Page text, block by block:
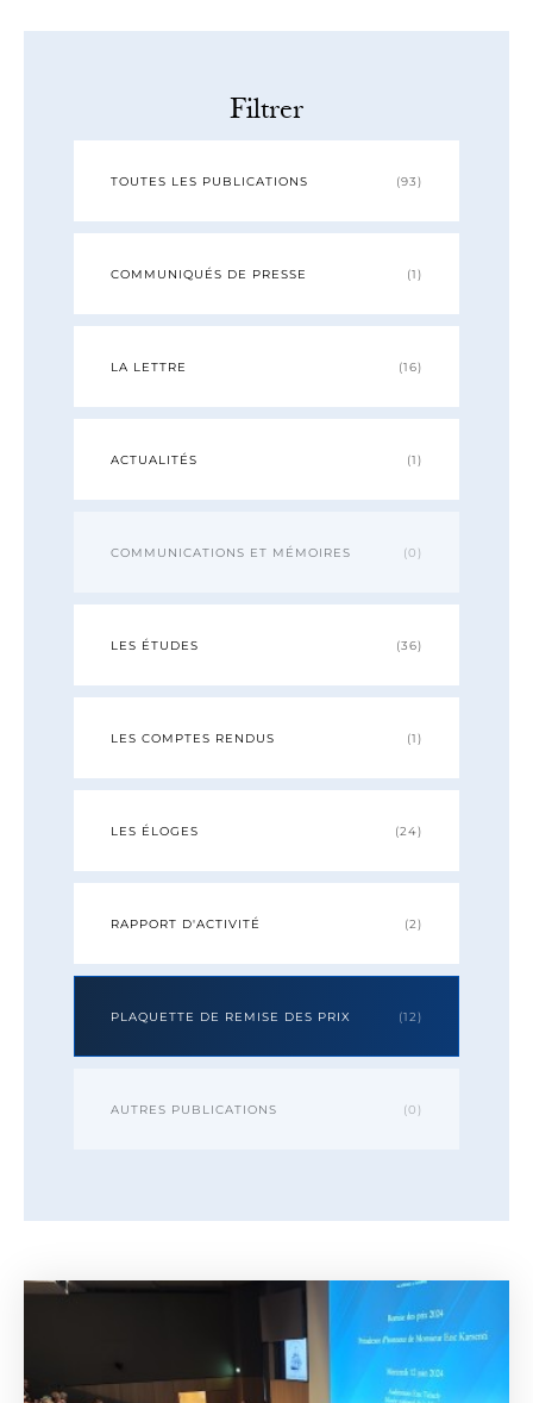
Filtrer
TOUTES LES PUBLICATIONS (93)
COMMUNIQUÉS DE PRESSE (1)
LA LETTRE (16)
ACTUALITÉS (1)
COMMUNICATIONS ET MÉMOIRES (0)
LES ÉTUDES (36)
LES COMPTES RENDUS (1)
LES ÉLOGES (24)
RAPPORT D'ACTIVITÉ (2)
PLAQUETTE DE REMISE DES PRIX (12)
AUTRES PUBLICATIONS (0)